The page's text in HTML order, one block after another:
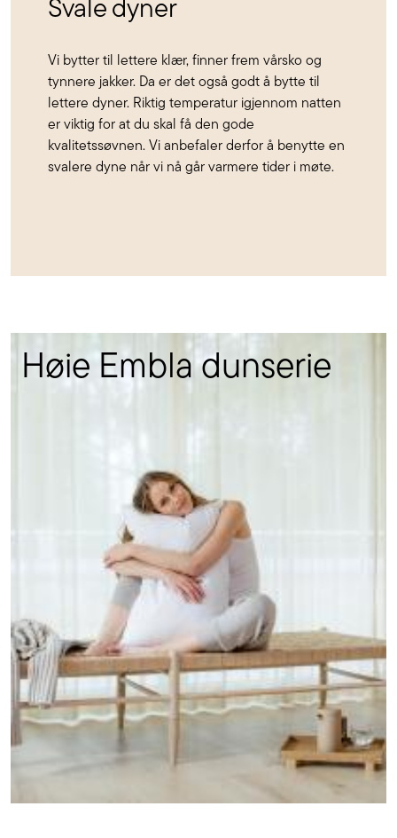
Vi bytter til lettere klær, finner frem vårsko og
tynnere jakker. Da er det også godt å bytte til
lettere dyner. Riktig temperatur igjennom natten
er viktig for at du skal få den gode
kvalitetssøvnen. Vi anbefaler derfor å benytte en
svalere dyne når vi nå går varmere tider i møte.
Høie Embla dunserie